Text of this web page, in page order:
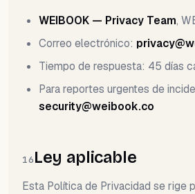
WEIBOOK — Privacy Team,
Correo electrónico:
Tiempo de respuesta: 45 días
Para reportes urgentes de
security@weibook.co
16Ley aplicable
Esta Política de Privacidad se rige